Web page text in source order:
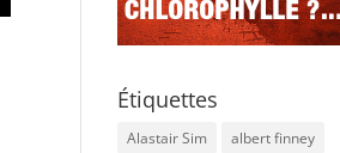
Étiquettes
Alastair Sim
albert finney